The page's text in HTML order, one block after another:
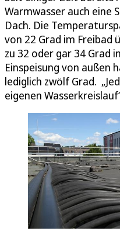
Warmwasser auch eine
Dach. Die
von 22 Grad im Freibad
zu 32 oder gar 34 Grad
Einspeisung von außen
lediglich zwölf Grad.
eigenen